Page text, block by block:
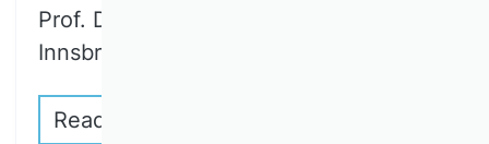
Prof. Dr. Julia Brandl (University of
Innsbruck)…
Read more